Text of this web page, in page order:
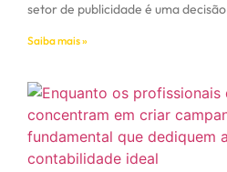
setor de publicidade é uma decisão
Saiba mais »